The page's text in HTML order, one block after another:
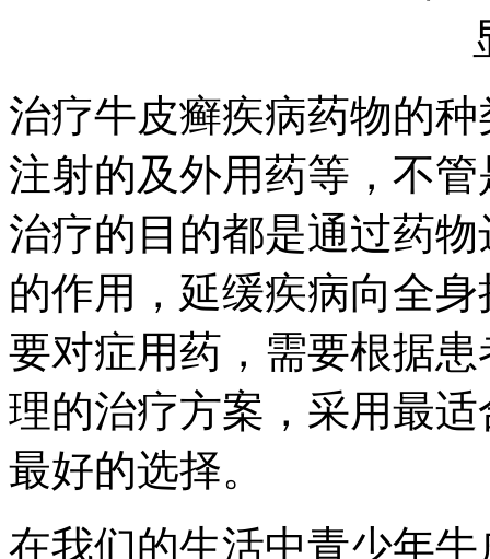
治疗牛皮癣疾病药物的
注射的及外用药等，不
治疗的目的都是通过药
的作用，延缓疾病向全
要对症用药，需要根据
理的治疗方案，采用最
最好的选择。
在我们的生活中青少年